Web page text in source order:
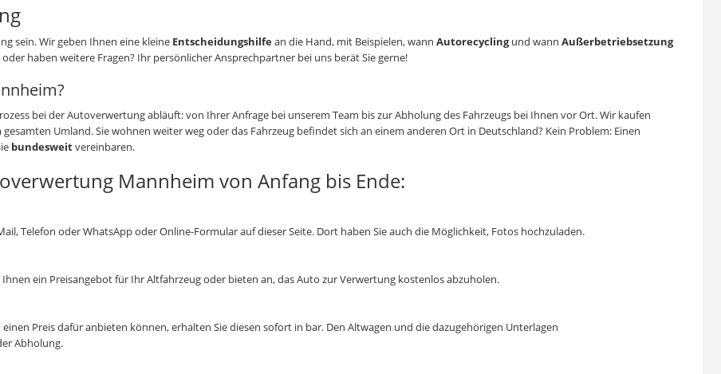
sein. Wir geben Ihnen eine kleine Entscheidungshilfean die Hand, mit Beispielen, wann Autorecyclingund wann Außerbetriebsetzung
haben weitere Fragen? Ihr persönlicher Ansprechpartner bei uns berät Sie gerne!
bei der Autoverwertung abläuft: von Ihrer Anfrage bei unserem Team bis zur Abholung des Fahrzeugs bei Ihnen vor Ort. Wir kaufen
Umland. Sie wohnen weiter weg oder das Fahrzeug befindet sich an einem anderen Ort in Deutschland? Kein Problem: Einen
bundesweitvereinbaren.
Mannheim von Anfang bis Ende:
Telefon oder WhatsApp oder Online-Formular auf dieser Seite. Dort haben Sie auch die Möglichkeit, Fotos hochzuladen.
ein Preisangebot für Ihr Altfahrzeug oder bieten an, das Auto zur Verwertung kostenlos abzuholen.
Preis dafür anbieten können, erhalten Sie diesen sofort in bar. Den Altwagen und die dazugehörigen Unterlagen
Abholung.